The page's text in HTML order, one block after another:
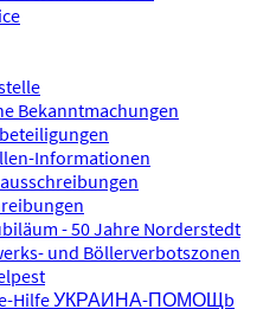
Bekanntmachungen
Informationen
- 50 Jahre Norderstedt
und Böllerverbotszonen
Hilfe УКРАИНА-ПОМОЩb